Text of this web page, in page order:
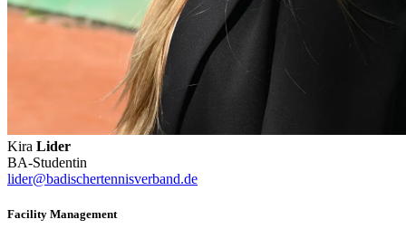
Kira Lider
BA-Studentin
lider@badischertennisverband.de
Facility Management